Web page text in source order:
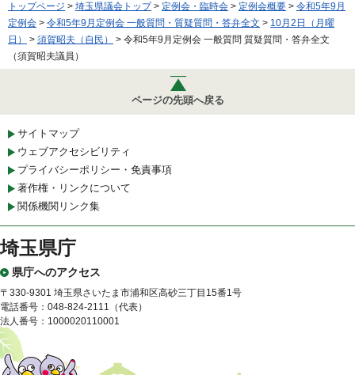
トップページ > 埼玉県議会トップ> 定例会・臨時会 > 定例会概要 > 令和5年9月
定例会 > 令和5年9月定例会 一般質問・質疑質問・答弁全文 > 10月2日（月曜
日）
> 須賀昭夫（自民）
> 令和5年9月定例会 一般質問 質疑質問・答弁全文
（須賀昭夫議員）
ページの先頭へ戻る
サイトマップ
ウェブアクセシビリティ
プライバシーポリシー・免責事項
著作権・リンクについて
関係機関リンク集
埼玉県庁
県庁へのアクセス
〒330-9301 埼玉県さいたま市浦和区高砂三丁目15番1号
電話番号：048-824-2111（代表）
法人番号：1000020110001